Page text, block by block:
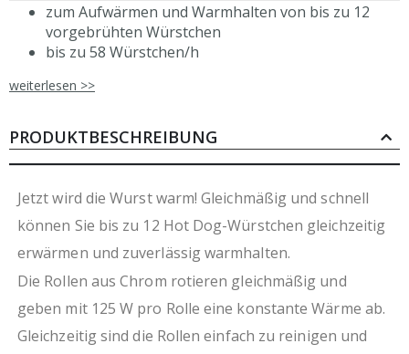
zum Aufwärmen und Warmhalten von bis zu 12
vorgebrühten Würstchen
bis zu 58 Würstchen/h
Länge der Rollen: 440 mm, Durchmesser 30 mm
Fettauffangschale, spülmaschinengeeignet
Asynchronmotor
weiterlesen >>
PRODUKTBESCHREIBUNG
Jetzt wird die Wurst warm! Gleichmäßig und schnell
können Sie bis zu 12 Hot Dog-Würstchen gleichzeitig
erwärmen und zuverlässig warmhalten.
Die Rollen aus Chrom rotieren gleichmäßig und
geben mit 125 W pro Rolle eine konstante Wärme ab.
Gleichzeitig sind die Rollen einfach zu reinigen und